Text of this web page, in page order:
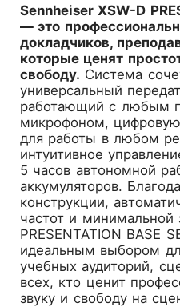
Sennheiser XSW-D
— это
докладчиков,
которые ценят
свободу. Система
универсальный
работающий с любым
микрофоном,
для работы в любом
интуитивное
5 часов автономной
аккумуляторов.
конструкции,
частот и минимальной
PRESENTATION BASE
идеальным выбором
учебных аудиторий,
всех, кто ценит
звуку и свободу на